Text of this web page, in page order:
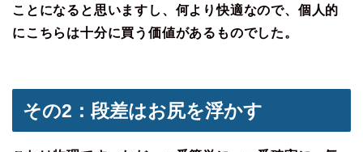
ことになると思いますし、何より快適なので、個人的
にこちらは十分に買う価値があるものでした。
その2：段差はお尻を浮かす